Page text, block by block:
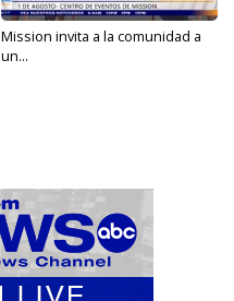
Mission invita a la comunidad a
un...